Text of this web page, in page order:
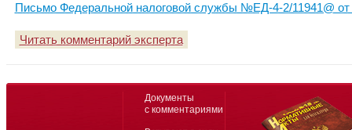
Письмо Федеральной налоговой службы №ЕД-4-2/11941@ от
Читать комментарий эксперта
Документы
с комментариями